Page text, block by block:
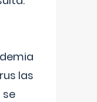
las
se